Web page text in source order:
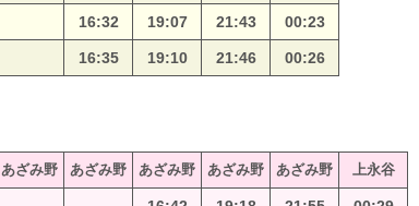
16:32 19:07 21:43 00:23
16:35 19:10 21:46 00:26
あざみ野 あざみ野 あざみ野 あざみ野 あざみ野 上永谷